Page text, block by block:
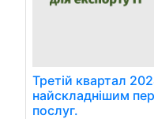
Третій квартал
найскладнішим
послуг.